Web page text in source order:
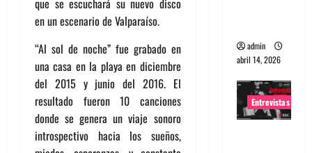
en un escenario de Valparaíso.
“Al sol de noche” fue grabado en
una casa en la playa en diciembre
del 2015 y junio del 2016. El
resultado fueron 10 canciones
donde se genera un viaje sonoro
introspectivo hacia los sueños,
admin
abril 14, 2026
Entrevistas